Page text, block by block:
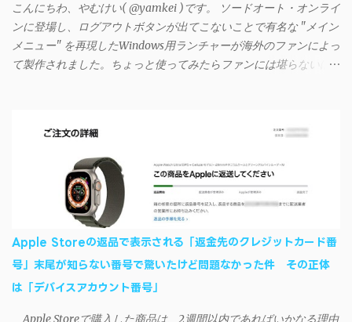
すれば完了 一度この手順を施せば、言語設定は日本語に戻して
もOKだ。これでWi-Fiを使った同期機能が使えるようになる。USB
接続による同期については、アプリに根本的な不具合が発生して
おり、現時点で使えないようだ。諦めよう。 今回の不具合につ
iSyncrを活用することで、Androidデバイスでもレート機能や再生
ートフォンに移行したい場合に役立つはずだ。
こんにちわ、やむけい( @yamkei )です。 ソードオート・オンライ
ンに登場し、ログアウトボタンが出てこないことで有名な "メイン
メニュー" を再現したWindows用ランチャーが海外のファンによっ
て製作されました。ちょっと使ってみたらファンには堪らないほ
す・・・。カッコイイ！！ 開発ページ（英語） gpbeta.com - The
SAO Utilities Project – development log インストール（導入）手順
1. 開発ページ のDownloadsの項目から自分のOSにあったファイル
をダウンロードする。 Windows（Windows2000, XP, Vista, Win7,
Win8）に対応です。 （ ◆自分のパソコンが 32 ビット版か 64 ビッ
ト版かを確認したい ） 2.ダウンロードしたファイルを解凍後、
（自分はProgram Filesの中に移動させちゃいました）フォルダの
中にある SAO Utils.exe を実行。 3.アップデートがある場合は起動
時に知らせてくれるので、パッチをダウンロードしましょう。 ダ
Apple Storeの返品で表示される「返金先のクレジットカード番
号」末尾が知らない番号で驚いたけど問題なかった件 その正体
は「デバイスアカウント番号」
Apple Storeで購入した商品は、2週間以内であればいかなる理由